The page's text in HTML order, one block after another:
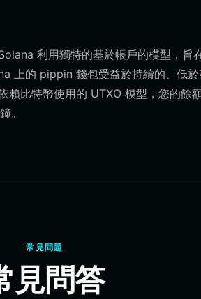
利用獨特的基於帳戶的模型，旨
上的 pippin 錢包受益於持續的、低於
賴比特幣使用的 UTXO 模型，您的餘
。
常見問題
見問答